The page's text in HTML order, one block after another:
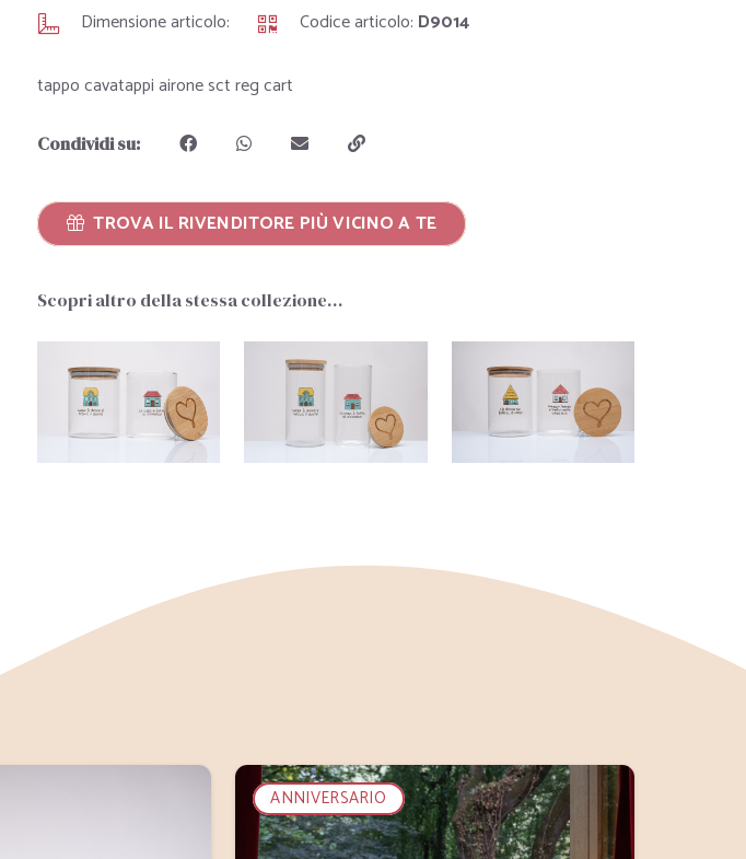
Dimensione articolo: Codice articolo: D9014
tappo cavatappi airone sct reg cart
Condividi su:
TROVA IL RIVENDITORE PIÙ VICINO A TE
Scopri altro della stessa collezione…
ANNIVERSARIO